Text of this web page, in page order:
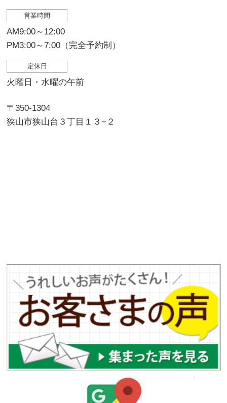
営業時間
AM9:00～12:00
PM3:00～7:00（完全予約制）
定休日
火曜日・水曜の午前
〒350-1304
狭山市狭山台３丁目１３−２